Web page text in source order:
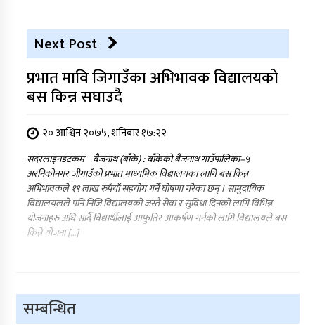
Next Post
प्रभात मावि जिगाउँका अभिभावक विद्यालयको
बस किन्न सघाउदै
२० आश्विन २०७५, शनिबार १७:२२
सदरलाइनडटकम बैजनाथ (बाँके) : बाँकेको बैजनाथ गाउँपालिका–५
अरनिकोनगर जीगाउँको प्रभात माध्यमिक विद्यालयका लागि बस किन्न
अभिभावकले १९ लाख रुपैयाँ सहयोग गर्ने घोषणा गरेका छन् । सामुदायिक
विद्यालयलले पनि निजि विद्यालयको जस्तै सेवा र सुविधा दिनको लागि विभिन्न
योजनाहरु अघि सार्दै विद्यार्थीलाई आफुतिर आकर्षण गर्नको लागि विद्यालयले बस
किन्ने योजना […]
सम्बन्धित